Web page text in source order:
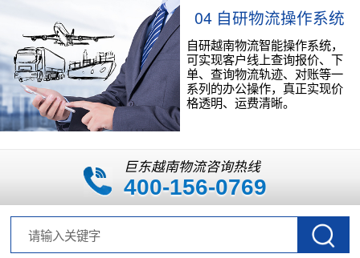
04 自研物流操作系统
自研越南物流智能操作系统，
可实现客户线上查询报价、下
单、查询物流轨迹、对账等一
系列的办公操作，真正实现价
格透明、运费清晰。
巨东越南物流咨询热线
400-156-0769